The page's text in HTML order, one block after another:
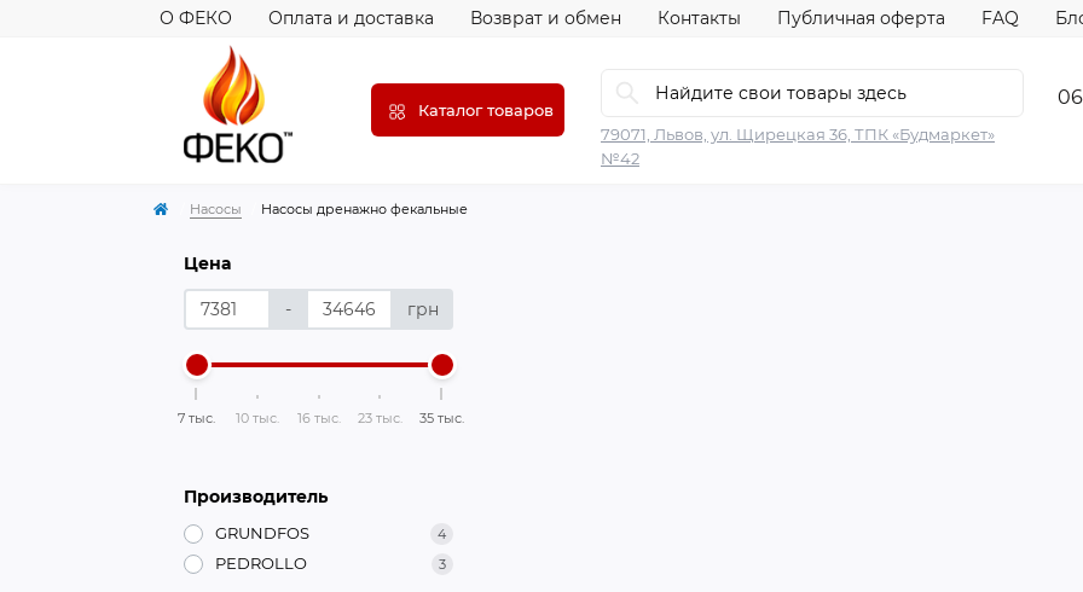
О ФЕКО Оплата и доставка Возврат и обмен Контакты Публичная оферта FAQ
Каталог товаров
79071, Львов, ул. Щирецкая 36, ТПК «Будмаркет»
№42
Насосы Насосы дренажно фекальные
Цена
- грн
7 тыс. 10 тыс. 16 тыс. 23 тыс. 35 тыс.
Производитель
GRUNDFOS 4
PEDROLLO 3